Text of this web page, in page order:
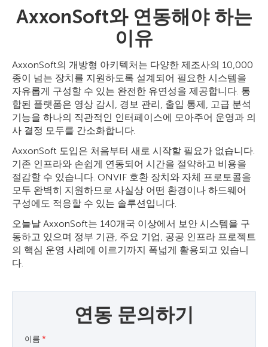
AxxonSoft와 연동해야 하는
이유
AxxonSoft의 개방형 아키텍처는 다양한 제조사의 10,000
종이 넘는 장치를 지원하도록 설계되어 필요한 시스템을
자유롭게 구성할 수 있는 완전한 유연성을 제공합니다. 통
합된 플랫폼은 영상 감시, 경보 관리, 출입 통제, 고급 분석
기능을 하나의 직관적인 인터페이스에 모아주어 운영과 의
사 결정 모두를 간소화합니다.
AxxonSoft 도입은 처음부터 새로 시작할 필요가 없습니다.
기존 인프라와 손쉽게 연동되어 시간을 절약하고 비용을
절감할 수 있습니다. ONVIF 호환 장치와 자체 프로토콜을
모두 완벽히 지원하므로 사실상 어떤 환경이나 하드웨어
구성에도 적응할 수 있는 솔루션입니다.
오늘날 AxxonSoft는 140개국 이상에서 보안 시스템을 구
동하고 있으며 정부 기관, 주요 기업, 공공 인프라 프로젝트
의 핵심 운영 사례에 이르기까지 폭넓게 활용되고 있습니
다.
연동 문의하기
이름 *